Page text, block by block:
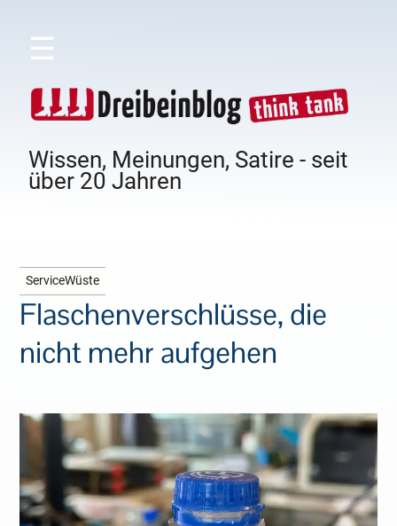
☰
Wissen, Meinungen, Satire - seit
über 20 Jahren
ServiceWüste
Flaschenverschlüsse, die
nicht mehr aufgehen